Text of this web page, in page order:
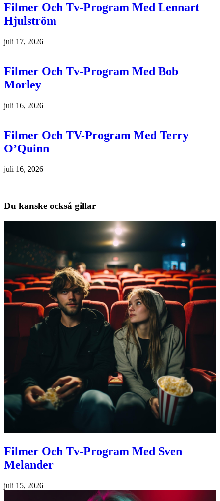
Filmer Och Tv-Program Med Lennart
Hjulström
juli 17, 2026
Filmer Och Tv-Program Med Bob
Morley
juli 16, 2026
Filmer Och TV-Program Med Terry
O’Quinn
juli 16, 2026
Du kanske också gillar
Filmer Och Tv-Program Med Sven
Melander
juli 15, 2026